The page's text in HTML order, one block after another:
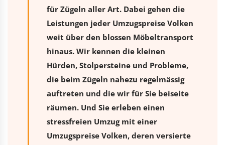
für Zügeln aller Art. Dabei gehen die
Leistungen jeder Umzugspreise Volken
weit über den blossen Möbeltransport
hinaus. Wir kennen die kleinen
Hürden, Stolpersteine und Probleme,
die beim Zügeln nahezu regelmässig
auftreten und die wir für Sie beiseite
räumen. Und Sie erleben einen
stressfreien Umzugmit einer
Umzugspreise Volken, deren versierte